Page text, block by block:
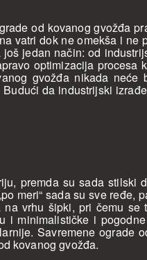
od kovanog gvožđa
vatri dok ne omekša i
jedan način: od
optimizacija procesa
gvožđa nikada
da industrijski
premda su sada stilski
meri“ sada su sve ređe,
vrhu šipki, pri čemu
minimalističke i
Savremene ograde
kovanog gvožđa.